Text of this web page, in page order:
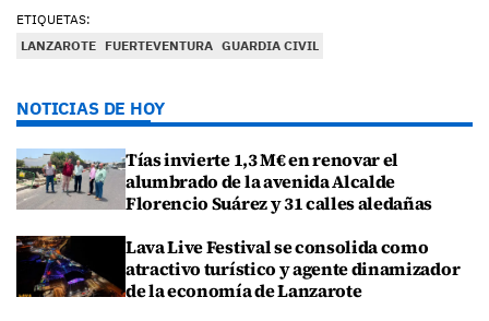
ETIQUETAS:
LANZAROTE FUERTEVENTURA GUARDIA CIVIL
NOTICIAS DE HOY
Tías invierte 1,3 M€ en renovar el
alumbrado de la avenida Alcalde
Florencio Suárez y 31 calles aledañas
Lava Live Festival se consolida como
atractivo turístico y agente dinamizador
de la economía de Lanzarote